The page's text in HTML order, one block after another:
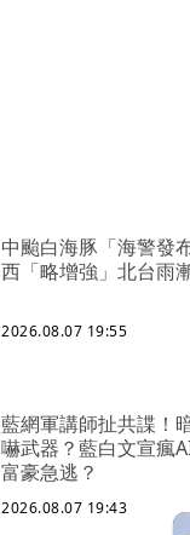
中颱白海豚「海警
西「略增強」北台雨
2026.08.07 19:55
藍網軍講師扯共諜！
嚇武器？藍白文宣瘋
富豪急逃？
2026.08.07 19:43